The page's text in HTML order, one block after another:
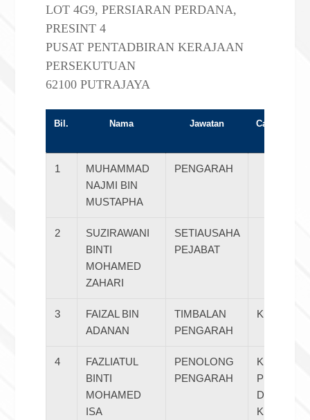
LOT 4G9, PERSIARAN PERDANA,
PRESINT 4
PUSAT PENTADBIRAN KERAJAAN
PERSEKUTUAN
62100 PUTRAJAYA
Bil. Nama Jawatan Cawangan /
1
MUHAMMAD
NAJMI BIN
MUSTAPHA
PENGARAH
2
SUZIRAWANI
BINTI
MOHAMED
ZAHARI
SETIAUSAHA
PEJABAT
3
FAIZAL BIN
ADANAN
TIMBALAN
PENGARAH
KEMPEN
4
FAZLIATUL
BINTI
MOHAMED
ISA
PENOLONG
PENGARAH
KEMPEN /
DAN